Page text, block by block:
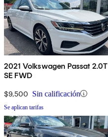
2021 Volkswagen Passat 2.0T
SE FWD
$9,500 Sin calificación
Se aplican tarifas